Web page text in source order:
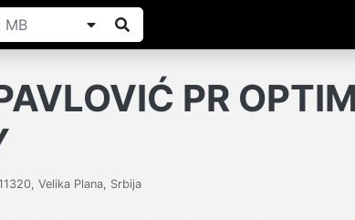
PR
, Velika Plana, Srbija